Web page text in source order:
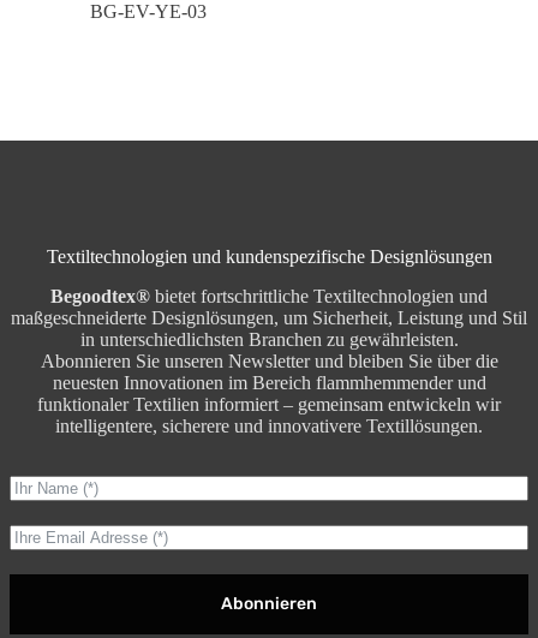
BG-EV-YE-03
Textiltechnologien und kundenspezifische Designlösungen
Begoodtex® bietet fortschrittliche Textiltechnologien und
maßgeschneiderte Designlösungen, um Sicherheit, Leistung und Stil
in unterschiedlichsten Branchen zu gewährleisten.
Abonnieren Sie unseren Newsletter und bleiben Sie über die
neuesten Innovationen im Bereich flammhemmender und
funktionaler Textilien informiert – gemeinsam entwickeln wir
intelligentere, sicherere und innovativere Textillösungen.
Abonnieren